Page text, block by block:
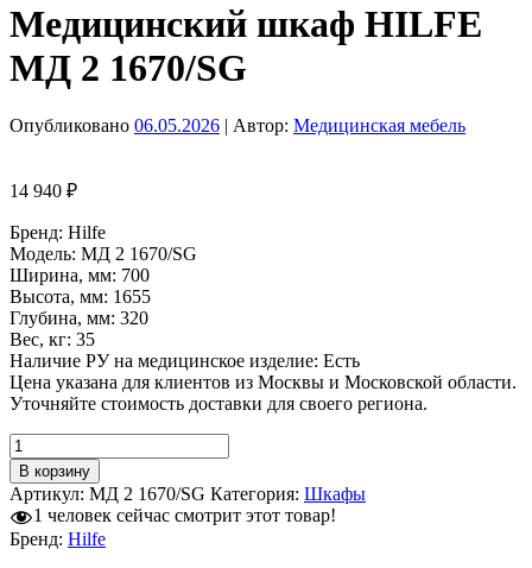
Медицинский шкаф HILFE
МД 2 1670/SG
Опубликовано 06.05.2026 | Автор: Медицинская мебель
14 940 ₽
Бренд: Hilfe
Модель: MД 2 1670/SG
Ширина, мм: 700
Высота, мм: 1655
Глубина, мм: 320
Вес, кг: 35
Наличие РУ на медицинское изделие: Есть
Цена указана для клиентов из Москвы и Московской области.
Уточняйте стоимость доставки для своего региона.
Количество
товара
Медицинский
шкаф
HILFE
МД
В корзину
Артикул: MД 2 1670/SG Категория: Шкафы
1 человек сейчас смотрит этот товар!
Бренд: Hilfe